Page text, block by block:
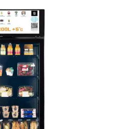
d’un expresso de
de la journée, nous vous
modèles de machines à
Ils permettent de
en grains ou à dosettes et
de bénéficier d’un
susceptibles de satisfaire
café les plus exigeants.